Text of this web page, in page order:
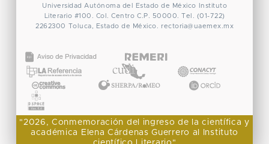
Universidad Autónoma del Estado de México
Instituto
Literario #100. Col. Centro C.P. 50000. Tel. (01-722)
2262300 Toluca, Estado de México. rectoria@uaemex.mx
"2026, Conmemoración del ingreso de la científica y
académica Elena Cárdenas Guerrero al Instituto